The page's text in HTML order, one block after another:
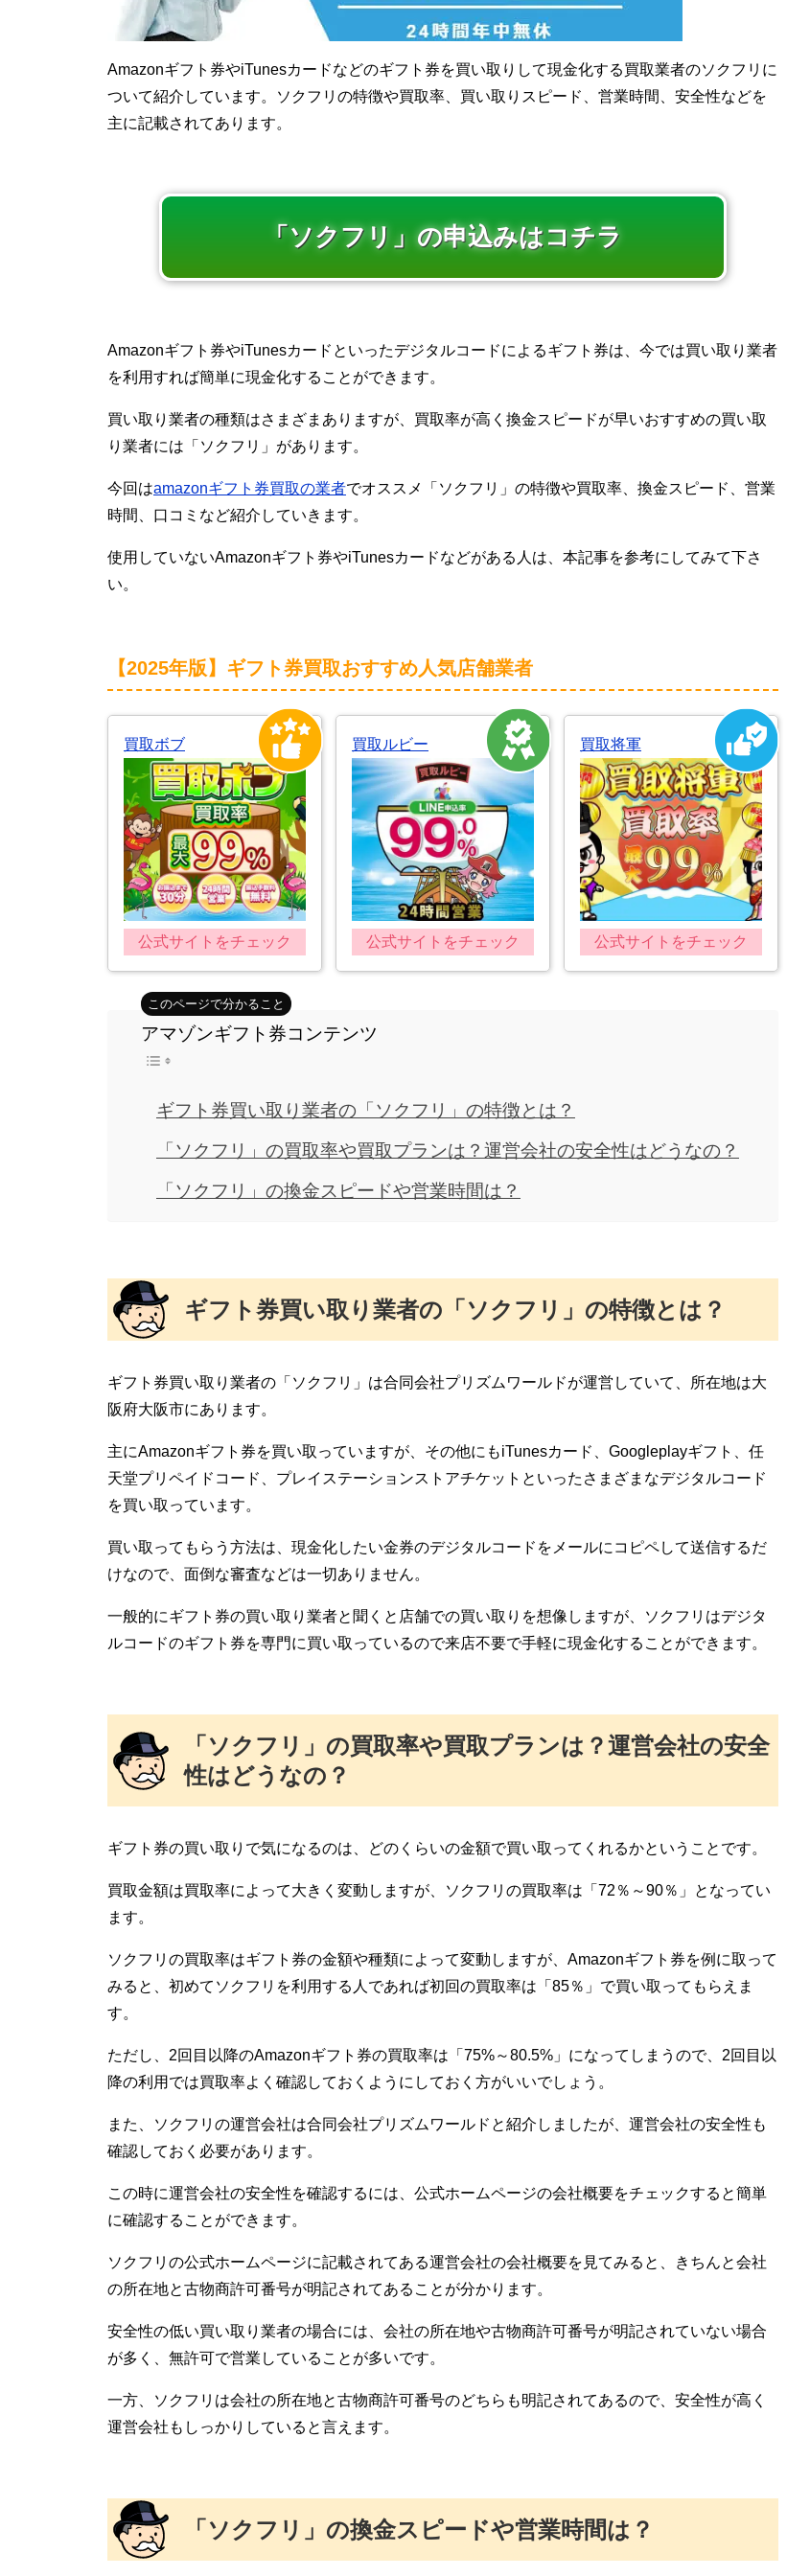
Amazonギフト券やiTunesカードなどのギフト券を買い取りして現金化する買取業者のソクフリに
ついて紹介しています。ソクフリの特徴や買取率、買い取りスピード、営業時間、安全性などを
主に記載されてあります。
「ソクフリ」の申込みはコチラ
Amazonギフト券やiTunesカードといったデジタルコードによるギフト券は、今では買い取り業者
を利用すれば簡単に現金化することができます。
買い取り業者の種類はさまざまありますが、買取率が高く換金スピードが早いおすすめの買い取
り業者には「ソクフリ」があります。
今回はamazonギフト券買取の業者でオススメ「ソクフリ」の特徴や買取率、換金スピード、営業
時間、口コミなど紹介していきます。
使用していないAmazonギフト券やiTunesカードなどがある人は、本記事を参考にしてみて下さ
い。
【2025年版】ギフト券買取おすすめ人気店舗業者
買取ボブ
公式サイトをチェック
買取ルビー
公式サイトをチェック
買取将軍
公式サイトをチェック
アマゾンギフト券コンテンツ
ギフト券買い取り業者の「ソクフリ」の特徴とは？
「ソクフリ」の買取率や買取プランは？運営会社の安全性はどうなの？
「ソクフリ」の換金スピードや営業時間は？
ギフト券買い取り業者の「ソクフリ」の特徴とは？
ギフト券買い取り業者の「ソクフリ」は合同会社プリズムワールドが運営していて、所在地は大
阪府大阪市にあります。
主にAmazonギフト券を買い取っていますが、その他にもiTunesカード、Googleplayギフト、任
天堂プリペイドコード、プレイステーションストアチケットといったさまざまなデジタルコード
を買い取っています。
買い取ってもらう方法は、現金化したい金券のデジタルコードをメールにコピペして送信するだ
けなので、面倒な審査などは一切ありません。
一般的にギフト券の買い取り業者と聞くと店舗での買い取りを想像しますが、ソクフリはデジタ
ルコードのギフト券を専門に買い取っているので来店不要で手軽に現金化することができます。
「ソクフリ」の買取率や買取プランは？運営会社の安全
性はどうなの？
ギフト券の買い取りで気になるのは、どのくらいの金額で買い取ってくれるかということです。
買取金額は買取率によって大きく変動しますが、ソクフリの買取率は「72％～90％」となってい
ます。
ソクフリの買取率はギフト券の金額や種類によって変動しますが、Amazonギフト券を例に取って
みると、初めてソクフリを利用する人であれば初回の買取率は「85％」で買い取ってもらえま
す。
ただし、2回目以降のAmazonギフト券の買取率は「75%～80.5%」になってしまうので、2回目以
降の利用では買取率よく確認しておくようにしておく方がいいでしょう。
また、ソクフリの運営会社は合同会社プリズムワールドと紹介しましたが、運営会社の安全性も
確認しておく必要があります。
この時に運営会社の安全性を確認するには、公式ホームページの会社概要をチェックすると簡単
に確認することができます。
ソクフリの公式ホームページに記載されてある運営会社の会社概要を見てみると、きちんと会社
の所在地と古物商許可番号が明記されてあることが分かります。
安全性の低い買い取り業者の場合には、会社の所在地や古物商許可番号が明記されていない場合
が多く、無許可で営業していることが多いです。
一方、ソクフリは会社の所在地と古物商許可番号のどちらも明記されてあるので、安全性が高く
運営会社もしっかりしていると言えます。
「ソクフリ」の換金スピードや営業時間は？